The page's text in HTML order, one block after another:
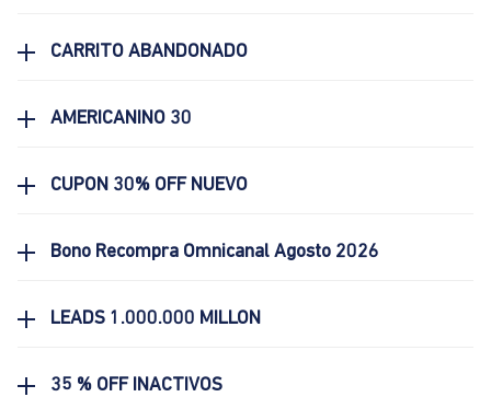
CARRITO ABANDONADO
AMERICANINO 30
CUPON 30% OFF NUEVO
Bono Recompra Omnicanal Agosto 2026
LEADS 1.000.000 MILLON
35 % OFF INACTIVOS